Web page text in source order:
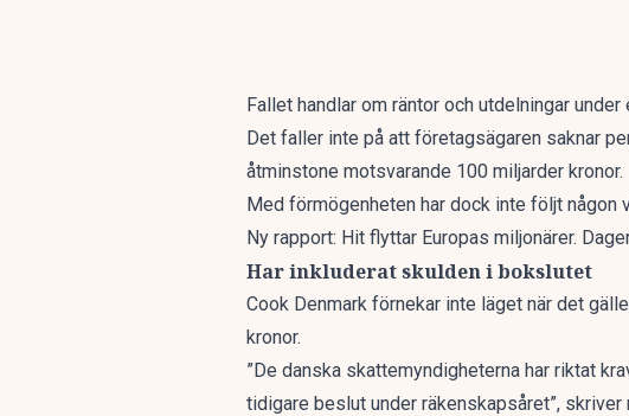
Fallet handlar om räntor och utdelningar
Det faller inte på att företagsägaren saknar
åtminstone motsvarande 100 miljarder kronor.
Med förmögenheten har dock inte följt någon
Ny rapport: Hit flyttar Europas miljonärer.
Har inkluderat skulden i bokslutet
Cook Denmark förnekar inte läget när det
kronor.
”De danska skattemyndigheterna har riktat
tidigare beslut under räkenskapsåret”, skriver